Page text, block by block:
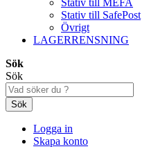
Stativ till MEFA
Stativ till SafePost
Övrigt
LAGERRENSNING
Sök
Sök
Sök
Logga in
Skapa konto